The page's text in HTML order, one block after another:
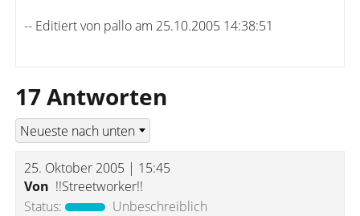
-- Editiert von pallo am 25.10.2005 14:38:51
17 Antworten
25. Oktober 2005 | 15:45
Von !!Streetworker!!
Status:
Unbeschreiblich